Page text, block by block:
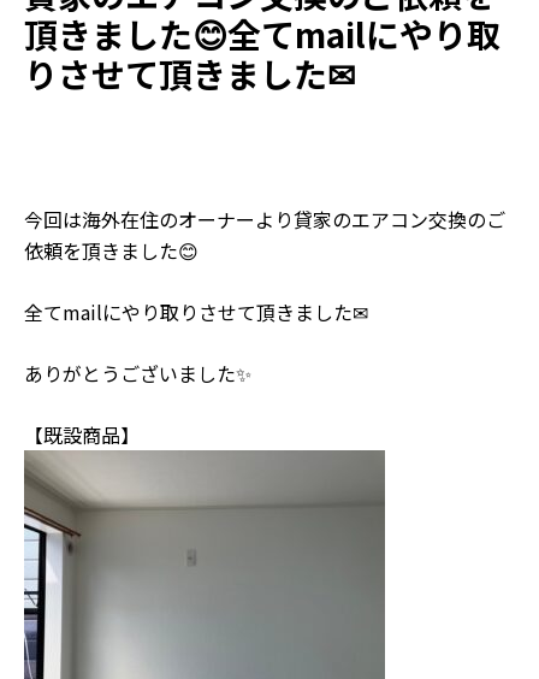
頂きました😊全てmailにやり取
りさせて頂きました✉
今回は海外在住のオーナーより貸家のエアコン交換のご
依頼を頂きました😊
全てmailにやり取りさせて頂きました✉
ありがとうございました✨
【既設商品】